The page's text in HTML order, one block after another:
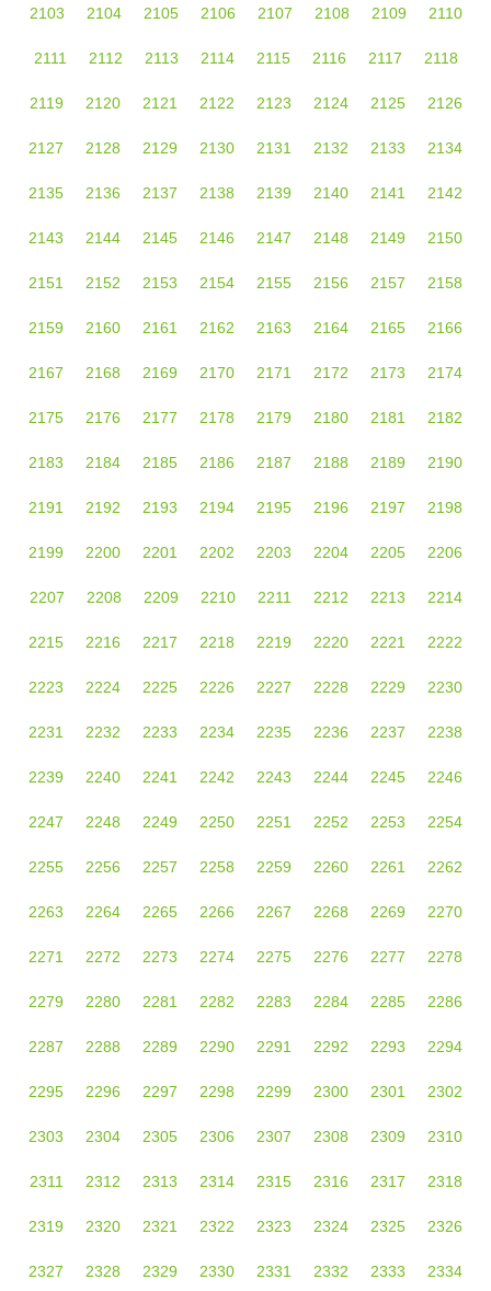
2103 2104 2105 2106 2107 2108 2109 2110
2111 2112 2113 2114 2115 2116 2117 2118
2119 2120 2121 2122 2123 2124 2125 2126
2127 2128 2129 2130 2131 2132 2133 2134
2135 2136 2137 2138 2139 2140 2141 2142
2143 2144 2145 2146 2147 2148 2149 2150
2151 2152 2153 2154 2155 2156 2157 2158
2159 2160 2161 2162 2163 2164 2165 2166
2167 2168 2169 2170 2171 2172 2173 2174
2175 2176 2177 2178 2179 2180 2181 2182
2183 2184 2185 2186 2187 2188 2189 2190
2191 2192 2193 2194 2195 2196 2197 2198
2199 2200 2201 2202 2203 2204 2205 2206
2207 2208 2209 2210 2211 2212 2213 2214
2215 2216 2217 2218 2219 2220 2221 2222
2223 2224 2225 2226 2227 2228 2229 2230
2231 2232 2233 2234 2235 2236 2237 2238
2239 2240 2241 2242 2243 2244 2245 2246
2247 2248 2249 2250 2251 2252 2253 2254
2255 2256 2257 2258 2259 2260 2261 2262
2263 2264 2265 2266 2267 2268 2269 2270
2271 2272 2273 2274 2275 2276 2277 2278
2279 2280 2281 2282 2283 2284 2285 2286
2287 2288 2289 2290 2291 2292 2293 2294
2295 2296 2297 2298 2299 2300 2301 2302
2303 2304 2305 2306 2307 2308 2309 2310
2311 2312 2313 2314 2315 2316 2317 2318
2319 2320 2321 2322 2323 2324 2325 2326
2327 2328 2329 2330 2331 2332 2333 2334